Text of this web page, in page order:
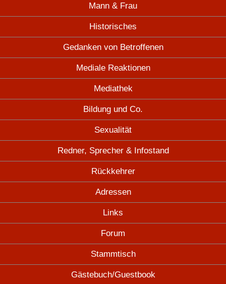
Mann & Frau
Historisches
Gedanken von Betroffenen
Mediale Reaktionen
Mediathek
Bildung und Co.
Sexualität
Redner, Sprecher & Infostand
Rückkehrer
Adressen
Links
Forum
Stammtisch
Gästebuch/Guestbook